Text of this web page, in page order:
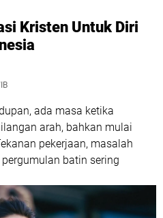
Kristen Untuk Diri
ada masa ketika
arah, bahkan mulai
pekerjaan, masalah
batin sering